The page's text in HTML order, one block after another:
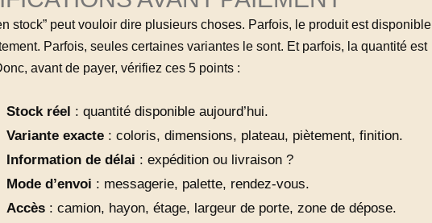
stock” peut vouloir dire plusieurs choses. Parfois, le produit est disponible
Parfois, seules certaines variantes le sont. Et parfois, la quantité est
avant de payer, vérifiez ces 5 points :
Stock réel : quantité disponible aujourd’hui.
Variante exacte: coloris, dimensions, plateau, piètement, finition.
Information de délai : expédition ou livraison ?
Mode d’envoi : messagerie, palette, rendez-vous.
Accès: camion, hayon, étage, largeur de porte, zone de dépose.